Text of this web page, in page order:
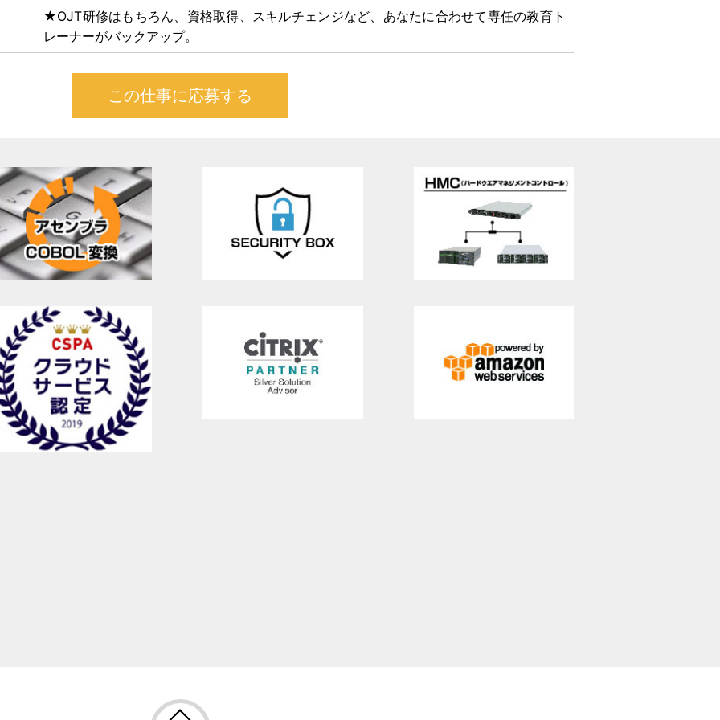
★OJT研修はもちろん、資格取得、スキルチェンジなど、あなたに合わせて専任の教育ト
レーナーがバックアップ。
この仕事に応募する